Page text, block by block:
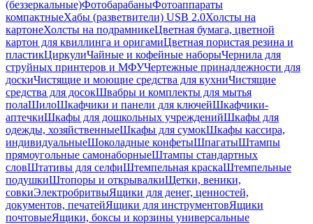
(беззеркальные)ФотобарабаныФотоаппараты
компактныеХабы (разветвители) USB 2.0Холсты на
картонеХолсты на подрамникеЦветная бумага, цветной
картон для квиллинга и оригамиЦветная пористая резина и
пластикЦиркулиЧайные и кофейные наборыЧернила для
струйных принтеров и МФУЧертежные принадлежности для
доскиЧистящие и моющие средства для кухниЧистящие
средства для досокШвабры и комплекты для мытья
полаШилоШкафчики и панели для ключейШкафчики-
аптечкиШкафы для дошкольных учрежденийШкафы для
одежды, хозяйственныеШкафы для сумокШкафы кассира,
индивидуальныеШоколадные конфетыШпагатыШтампы
прямоугольные самонаборныеШтампы стандартных
словШтативы для селфиШтемпельная краскаШтемпельные
подушкиШтопоры и открывалкиЩетки, веники,
совкиЭлектробритвыЯщики для денег, ценностей,
документов, печатейЯщики для инструментовЯщики
почтовыеЯщики, боксы и корзины универсальные